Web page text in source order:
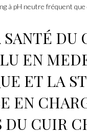
à pH neutre fréquent
DU
EN
ET LA
EN
CUIR